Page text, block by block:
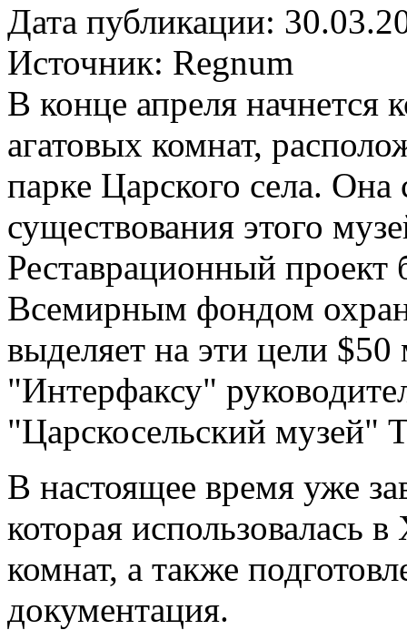
Дата публикации:
Источник: Regnum
В конце апреля начнется
агатовых комнат,
парке Царского села. Она
существования этого
Реставрационный проект
Всемирным фондом
выделяет на эти цели
"Интерфаксу"
"Царскосельский музей"
В настоящее время уже
которая использовалась
комнат, а также
документация.